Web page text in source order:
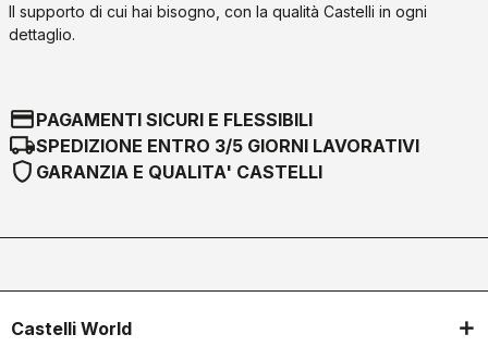
Il supporto di cui hai bisogno, con la qualità Castelli in ogni
dettaglio.
credit_cardPAGAMENTI SICURI E FLESSIBILI
local_shippingSPEDIZIONE ENTRO 3/5 GIORNI LAVORATIVI
shield GARANZIA E QUALITA' CASTELLI
Castelli World